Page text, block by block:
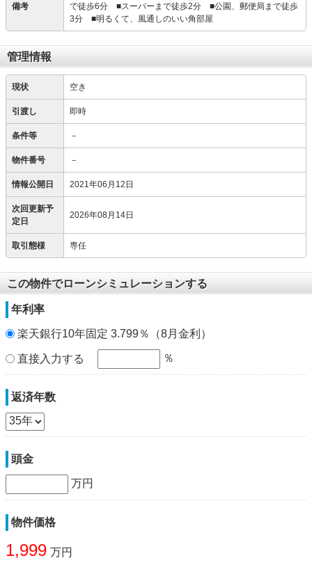
備考
で徒歩6分 ■スーパーまで徒歩2分 ■公園、郵便局まで徒歩
3分 ■明るくて、風通しのいい角部屋
管理情報
現状 空き
引渡し 即時
条件等 －
物件番号 －
情報公開日 2021年06月12日
次回更新予
定日
2026年08月14日
取引態様 専任
この物件でローンシミュレーションする
年利率
楽天銀行10年固定 3.799％（8月金利）
直接入力する ％
返済年数
頭金
万円
物件価格
1,999 万円